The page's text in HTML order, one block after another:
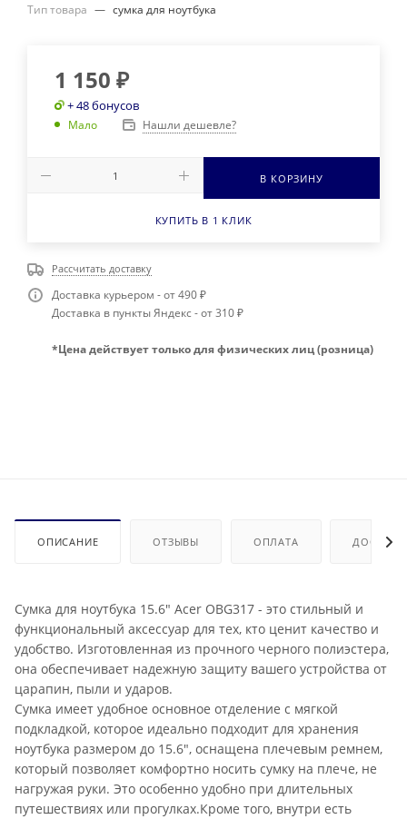
Тип товара — сумка для ноутбука
1 150 ₽
+ 48 бонусов
Мало Нашли дешевле?
В КОРЗИНУ
КУПИТЬ В 1 КЛИК
Рассчитать доставку
Доставка курьером - от 490 ₽
Доставка в пункты Яндекс - от 310 ₽
*Цена действует только для физических лиц (розница)
ОПИСАНИЕ ОТЗЫВЫ ОПЛАТА
Сумка для ноутбука 15.6" Acer OBG317 - это стильный и
функциональный аксессуар для тех, кто ценит качество и
удобство. Изготовленная из прочного черного полиэстера,
она обеспечивает надежную защиту вашего устройства от
царапин, пыли и ударов.
Сумка имеет удобное основное отделение с мягкой
подкладкой, которое идеально подходит для хранения
ноутбука размером до 15.6", оснащена плечевым ремнем,
который позволяет комфортно носить сумку на плече, не
нагружая руки. Это особенно удобно при длительных
путешествиях или прогулках.Кроме того, внутри есть